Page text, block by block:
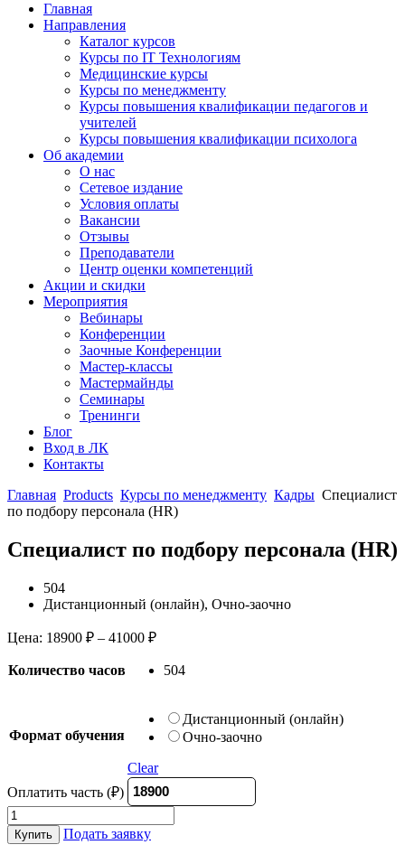
Главная
Направления
Каталог курсов
Курсы по IT Технологиям
Медицинские курсы
Курсы по менеджменту
Курсы повышения квалификации педагогов и
учителей
Курсы повышения квалификации психолога
Об академии
О нас
Сетевое издание
Условия оплаты
Вакансии
Отзывы
Преподаватели
Центр оценки компетенций
Акции и скидки
Мероприятия
Вебинары
Конференции
Заочные Конференции
Мастер-классы
Мастермайнды
Семинары
Тренинги
Блог
Вход в ЛК
Контакты
Главная Products Курсы по менеджменту Кадры Специалист
по подбору персонала (HR)
Специалист по подбору персонала (HR)
504
Дистанционный (онлайн), Очно-заочно
Цена: 18900 ₽ – 41000 ₽
Количество часов 504
Формат обучения
Дистанционный (онлайн)
Очно-заочно
Clear
Оплатить часть (₽)
Специалист
по
подбору
Купить Подать заявку